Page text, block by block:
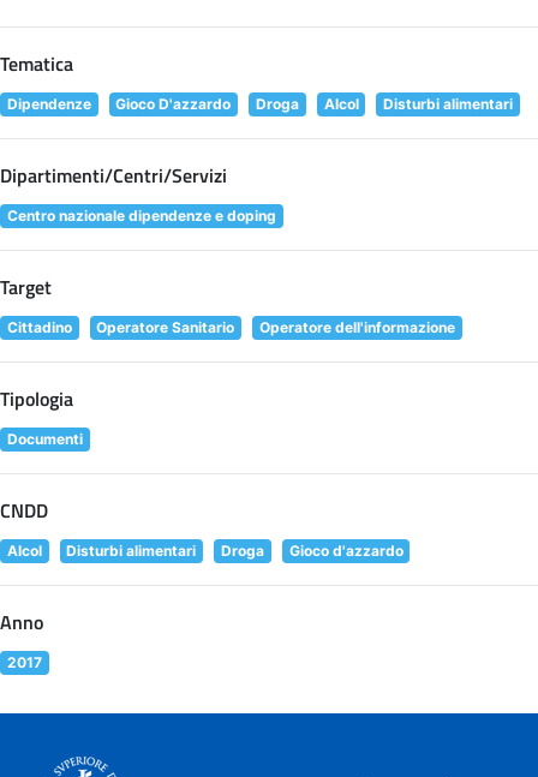
Tematica
Dipendenze Gioco D'azzardo Droga Alcol Disturbi alimentari
Dipartimenti/Centri/Servizi
Centro nazionale dipendenze e doping
Target
Cittadino Operatore Sanitario Operatore dell'informazione
Tipologia
Documenti
CNDD
Alcol Disturbi alimentari Droga Gioco d'azzardo
Anno
2017